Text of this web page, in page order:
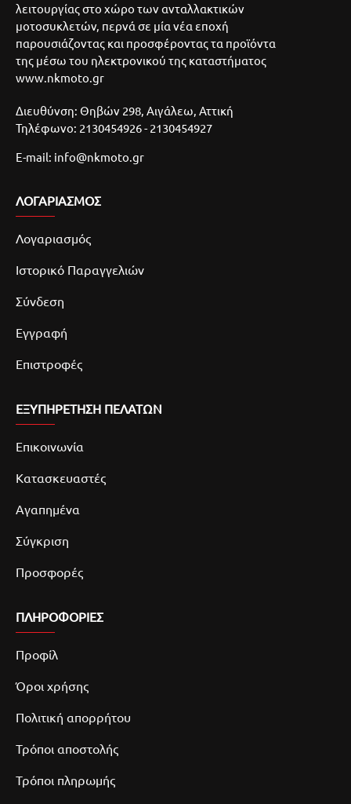
λειτουργίας στο χώρο των ανταλλακτικών
μοτοσυκλετών, περνά σε μία νέα εποχή
παρουσιάζοντας και προσφέροντας τα προϊόντα
της μέσω του ηλεκτρονικού της καταστήματος
www.nkmoto.gr
Διευθύνση: Θηβών 298, Αιγάλεω, Αττική
Τηλέφωνο: 2130454926 - 2130454927
E-mail: info@nkmoto.gr
ΛΟΓΑΡΙΑΣΜΌΣ
Λογαριασμός
Ιστορικό Παραγγελιών
Σύνδεση
Εγγραφή
Επιστροφές
ΕΞΥΠΗΡΕΤΗΣΗ ΠΕΛΑΤΩΝ
Επικοινωνία
Κατασκευαστές
Αγαπημένα
Σύγκριση
Προσφορές
ΠΛΗΡΟΦΟΡΙΕΣ
Προφίλ
Όροι χρήσης
Πολιτική απορρήτου
Τρόποι αποστολής
Τρόποι πληρωμής